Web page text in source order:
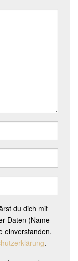
du dich mit
Daten (Name
einverstanden.
.